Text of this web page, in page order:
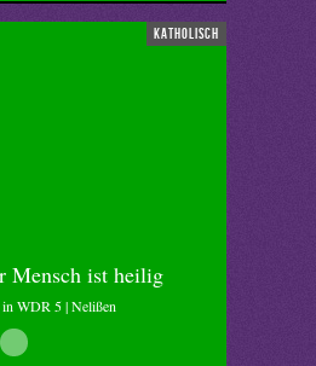
katholisch
Mensch ist heilig
WDR 5 | Nelißen